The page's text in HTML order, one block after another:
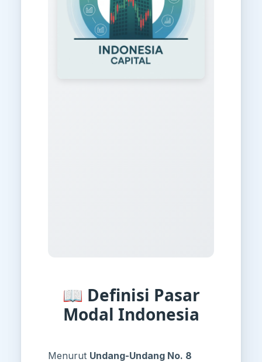
📖 Definisi Pasar
Modal Indonesia
Menurut Undang-Undang No. 8